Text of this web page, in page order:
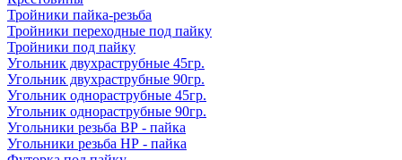
Тройники пайка-резьба
Тройники переходные под пайку
Тройники под пайку
Угольник двухраструбные 45гр.
Угольник двухраструбные 90гр.
Угольник однораструбные 45гр.
Угольник однораструбные 90гр.
Угольники резьба ВР - пайка
Угольники резьба НР - пайка